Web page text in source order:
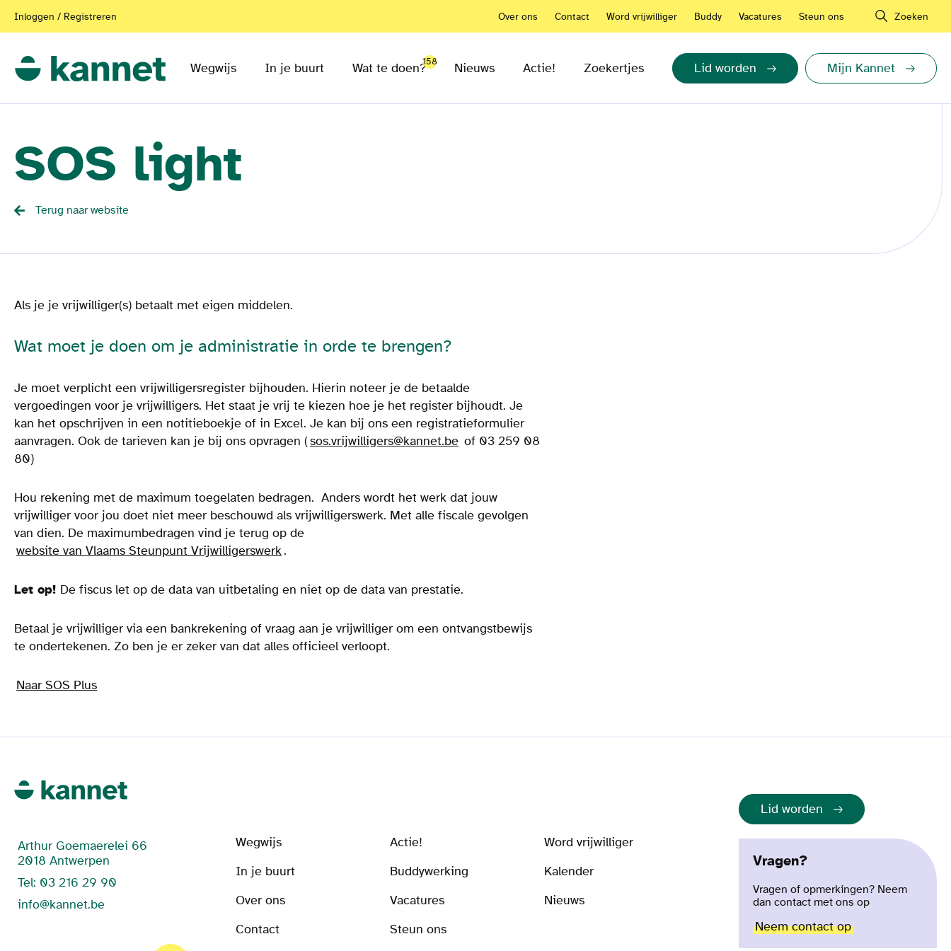
Inloggen / Registreren Over ons Contact Word vrijwilliger Buddy Vacatures Steun ons Zoeken
Wegwijs In je buurt Wat te doen?158 Nieuws Actie! Zoekertjes Lid worden Mijn Kannet
SOS light
Terug naar website
Als je je vrijwilliger(s) betaalt met eigen middelen.
Wat moet je doen om je administratie in orde te brengen?
Je moet verplicht een vrijwilligersregister bijhouden. Hierin noteer je de betaalde
vergoedingen voor je vrijwilligers. Het staat je vrij te kiezen hoe je het register bijhoudt. Je
kan het opschrijven in een notitieboekje of in Excel. Je kan bij ons een registratieformulier
aanvragen. Ook de tarieven kan je bij ons opvragen (sos.vrijwilligers@kannet.be of 03 259 08
80)
Hou rekening met de maximum toegelaten bedragen. Anders wordt het werk dat jouw
vrijwilliger voor jou doet niet meer beschouwd als vrijwilligerswerk. Met alle fiscale gevolgen
van dien. De maximumbedragen vind je terug op de
website van Vlaams Steunpunt Vrijwilligerswerk.
Let op! De fiscus let op de data van uitbetaling en niet op de data van prestatie.
Betaal je vrijwilliger via een bankrekening of vraag aan je vrijwilliger om een ontvangstbewijs
te ondertekenen. Zo ben je er zeker van dat alles officieel verloopt.
Naar SOS Plus
Arthur Goemaerelei 66
2018 Antwerpen
Tel: 03 216 29 90
info@kannet.be
Wegwijs Actie!
Word vrijwilliger
In je buurt
Buddywerking
Kalender
Over ons
Vacatures
Nieuws
Contact
Steun ons
Lid worden
Vragen?
Vragen of opmerkingen? Neem
dan contact met ons op
Neem contact op